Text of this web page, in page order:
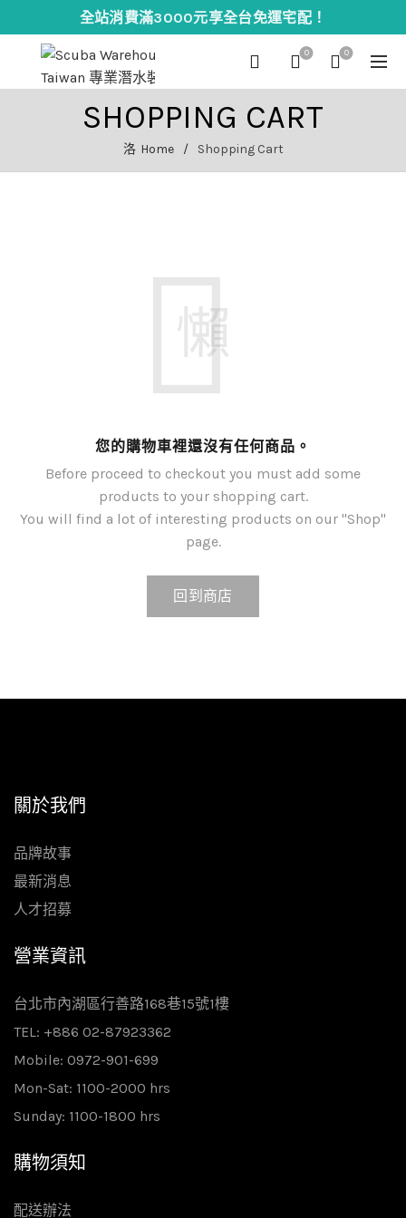
全站消費滿3000元享全台免運宅配！
0 0
SHOPPING CART
Home Shopping Cart
您的購物車裡還沒有任何商品。
Before proceed to checkout you must add some
products to your shopping cart.
You will find a lot of interesting products on our "Shop"
page.
回到商店
關於我們
品牌故事
最新消息
人才招募
營業資訊
台北市內湖區行善路168巷15號1樓
TEL: +886 02-87923362
Mobile: 0972-901-699
Mon-Sat: 1100-2000 hrs
Sunday: 1100-1800 hrs
購物須知
配送辦法